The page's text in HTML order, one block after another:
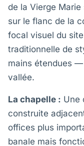
de la Vierge
sur le flanc de la
focal visuel du
traditionnelle de
mains étendues
vallée.
La chapelle : Une
construite
offices plus
banale mais